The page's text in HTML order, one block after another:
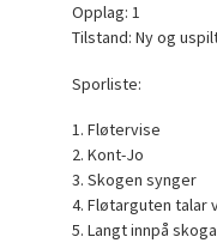
Opplag: 1
Tilstand: Ny og
Sporliste:
1. Fløtervise
2. Kont-Jo
3. Skogen synger
4. Fløtarguten talar
5. Langt innpå skoga